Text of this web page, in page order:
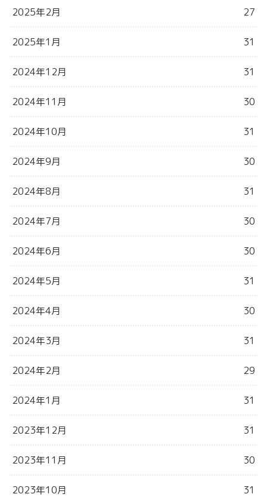
2025年2月 27
2025年1月 31
2024年12月 31
2024年11月 30
2024年10月 31
2024年9月 30
2024年8月 31
2024年7月 30
2024年6月 30
2024年5月 31
2024年4月 30
2024年3月 31
2024年2月 29
2024年1月 31
2023年12月 31
2023年11月 30
2023年10月 31